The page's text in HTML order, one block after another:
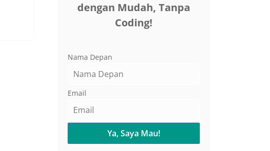
dengan Mudah, Tanpa
Coding!
Nama Depan
Email